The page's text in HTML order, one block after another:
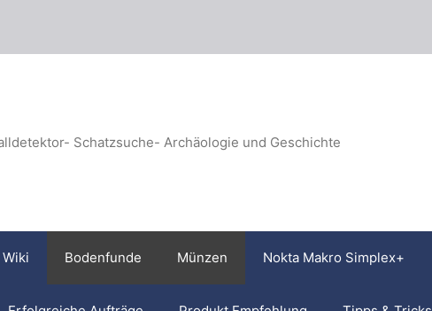
Schatzsuche- Archäologie und Geschichte
Bodenfunde Münzen Nokta Makro Simplex+